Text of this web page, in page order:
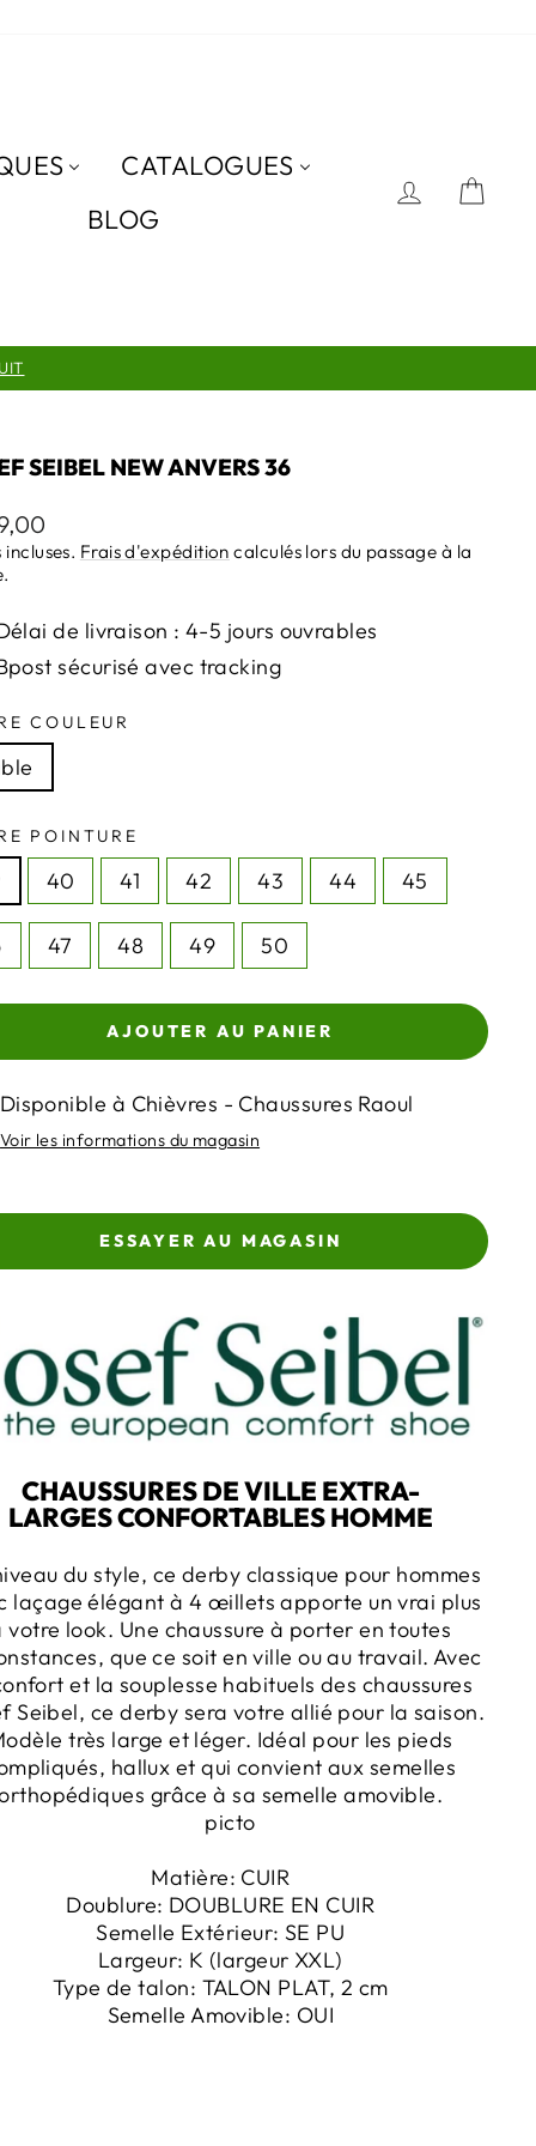
CATALOGUES
BLOG
SE
SEIBEL NEW ANVERS 36
incluses. Frais d'expédition calculés lors du passage à la
de livraison : 4-5 jours ouvrables
sécurisé avec tracking
COULEUR
POINTURE
40 41 42 43 44 45
47 48 49 50
AJOUTER AU PANIER
Disponible à Chièvres - Chaussures Raoul
Voir les informations du magasin
ESSAYER AU MAGASIN
CHAUSSURES DE VILLE EXTRA-
LARGES CONFORTABLES HOMME
du style, ce derby classique pour hommes
laçage élégant à 4 œillets apporte un vrai plus
votre look. Une chaussure à porter en toutes
que ce soit en ville ou au travail. Avec
et la souplesse habituels des chaussures
Seibel, ce derby sera votre allié pour la saison.
très large et léger. Idéal pour les pieds
hallux et qui convient aux semelles
grâce à sa semelle amovible.
Matière: CUIR
Doublure: DOUBLURE EN CUIR
Semelle Extérieur: SE PU
Largeur: K (largeur XXL)
Type de talon: TALON PLAT, 2 cm
Semelle Amovible: OUI